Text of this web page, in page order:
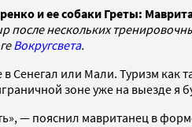
и ее собаки Греты:
нескольких
Вокругсвета.
Сенегал или Мали. Туризм
зоне уже на выезде
— пояснил мавританец в